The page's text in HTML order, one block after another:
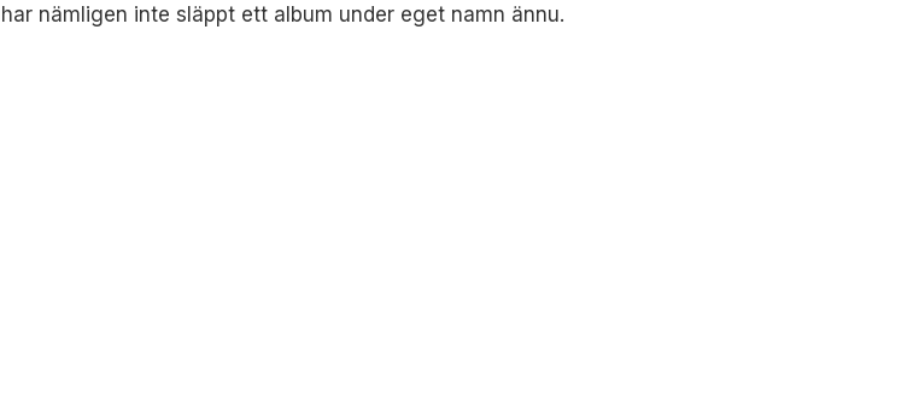
nämligen inte släppt ett album under eget namn ännu.